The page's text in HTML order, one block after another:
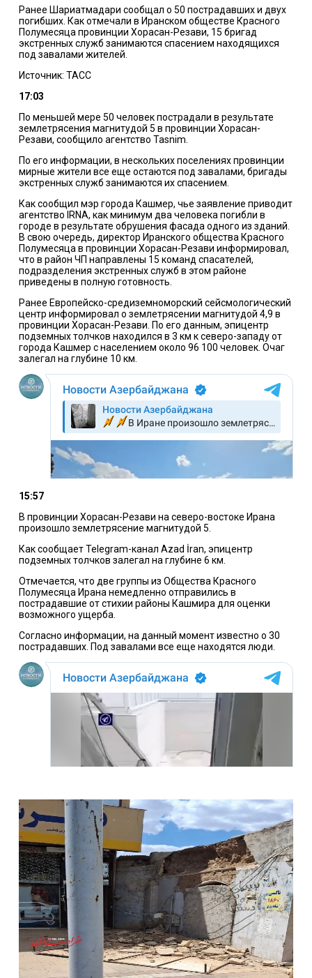
Ранее Шариатмадари сообщал о 50 пострадавших и двух
погибших. Как отмечали в Иранском обществе Красного
Полумесяца провинции Хорасан-Резави, 15 бригад
экстренных служб занимаются спасением находящихся
под завалами жителей.
Источник: ТАСС
17:03
По меньшей мере 50 человек пострадали в результате
землетрясения магнитудой 5 в провинции Хорасан-
Резави, сообщило агентство Tasnim.
По его информации, в нескольких поселениях провинции
мирные жители все еще остаются под завалами, бригады
экстренных служб занимаются их спасением.
Как сообщил мэр города Кашмер, чье заявление приводит
агентство IRNA, как минимум два человека погибли в
городе в результате обрушения фасада одного из зданий.
В свою очередь, директор Иранского общества Красного
Полумесяца в провинции Хорасан-Резави информировал,
что в район ЧП направлены 15 команд спасателей,
подразделения экстренных служб в этом районе
приведены в полную готовность.
Ранее Европейско-средиземноморский сейсмологический
центр информировал о землетрясении магнитудой 4,9 в
провинции Хорасан-Резави. По его данным, эпицентр
подземных толчков находился в 3 км к северо-западу от
города Кашмер с населением около 96 100 человек. Очаг
залегал на глубине 10 км.
15:57
В провинции Хорасан-Резави на северо-востоке Ирана
произошло землетрясение магнитудой 5.
Как сообщает Telegram-канал Azad İran, эпицентр
подземных толчков залегал на глубине 6 км.
Отмечается, что две группы из Общества Красного
Полумесяца Ирана немедленно отправились в
пострадавшие от стихии районы Кашмира для оценки
возможного ущерба.
Согласно информации, на данный момент известно о 30
пострадавших. Под завалами все еще находятся люди.